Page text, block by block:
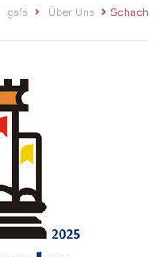
gsfs Über Uns Schach